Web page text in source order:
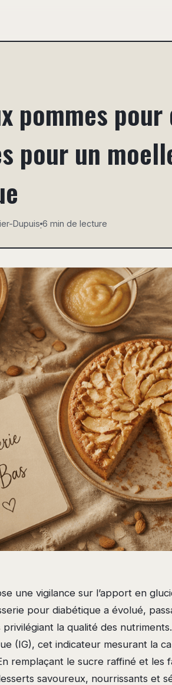
pommes
pour un
Dupuis·6 min de lecture
une vigilance sur l’apport en
pour diabétique a évolué,
la qualité des
(IG), cet indicateur mesurant la
remplaçant le sucre raffiné et les
savoureux, nourrissants et